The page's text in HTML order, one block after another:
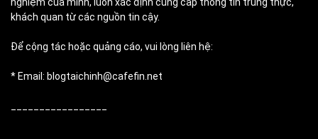
nghiệm của mình, luôn xác định cung cấp thông tin trung thực,
khách quan từ các nguồn tin cậy.
Để cộng tác hoặc quảng cáo, vui lòng liên hệ:
* Email: blogtaichinh@cafefin.net